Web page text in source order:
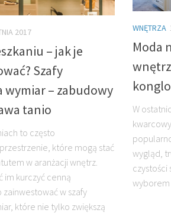
2017
– jak je
Szafy
wymiar – zabudowy
tanio
to często
które mogą stać
w aranżacji wnętrz.
im kurczyć cenną
w szafy
które nie tylko zwiększą
WNĘTRZA
Moda
W
wygląd,
czystości
wyborem